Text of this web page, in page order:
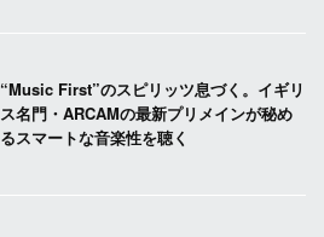
“Music First”のスピリッツ息づく。イギリ
ス名門・ARCAMの最新プリメインが秘め
るスマートな音楽性を聴く